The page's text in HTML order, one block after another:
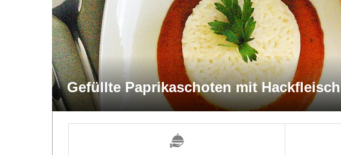
Gefüllte Paprikaschoten mit Hackfleisch